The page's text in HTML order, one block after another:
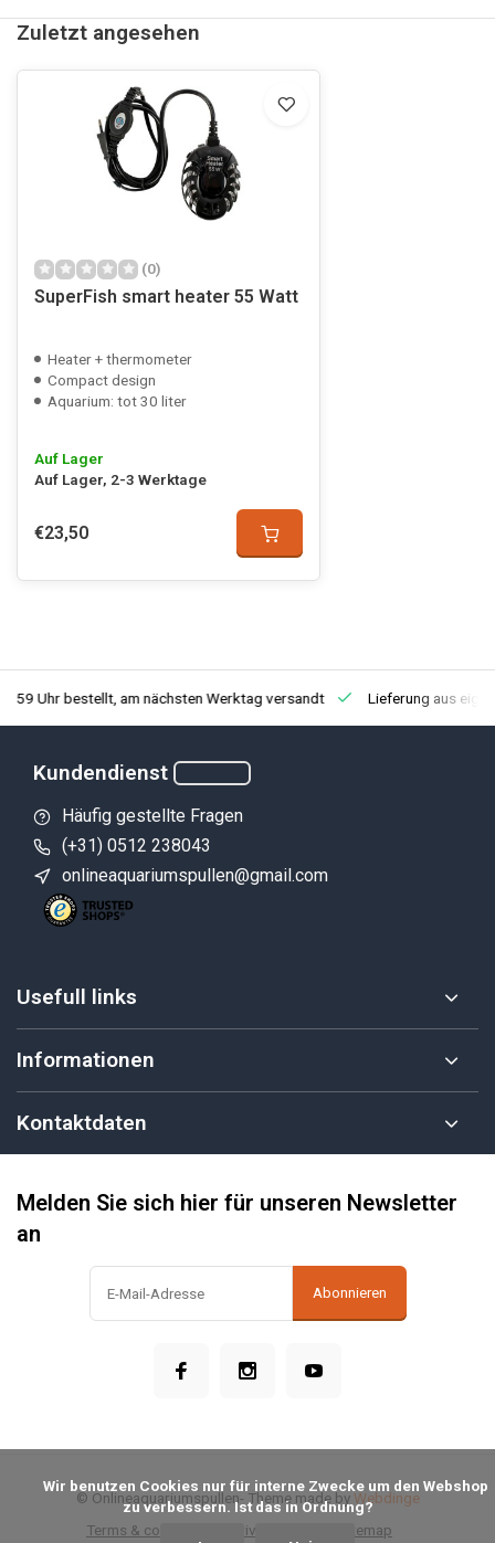
Zuletzt angesehen
(0)
SuperFish smart heater 55 Watt
Heater + thermometer
Compact design
Aquarium: tot 30 liter
Auf Lager
Auf Lager, 2-3 Werktage
€23,50
Uhr bestellt, am nächsten Werktag versandt Lieferung aus
Kundendienst
Häufig gestellte Fragen
(+31) 0512 238043
onlineaquariumspullen@gmail.com
Usefull links
Informationen
Kontaktdaten
Melden Sie sich hier für unseren Newsletter
an
Abonnieren
Terms & conditions Privacy Policy Sitemap
© Onlineaquariumspullen- Theme made by Webdinge
zu verbessern. Ist das in Ordnung?